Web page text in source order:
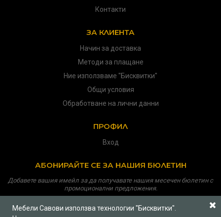
Контакти
ЗА КЛИЕНТА
Начин за доставка
Методи за плащане
Ние използваме "Бисквитки"
Общи условия
Обработване на лични данни
ПРОФИЛ
Вход
АБОНИРАЙТЕ СЕ ЗА НАШИЯ БЮЛЕТИН
Добавете вашия имейл за да получавате нашия месечен бюлетин с
промоционални предложения.
Мебели Савови използва технологии "Бисквитки".